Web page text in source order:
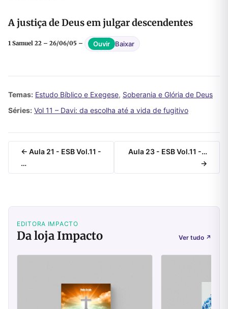
A justiça de Deus em julgar descendentes
1 Samuel 22 – 26/06/05 – Ouvir Baixar
Temas: Estudo Bíblico e Exegese, Soberania e Glória de Deus
Séries: Vol 11 – Davi: da escolha até a vida de fugitivo
← Aula 21 - ESB Vol.11 -
…
Aula 23 - ESB Vol.11 -…
→
EDITORA IMPACTO
Da loja Impacto Ver tudo ↗